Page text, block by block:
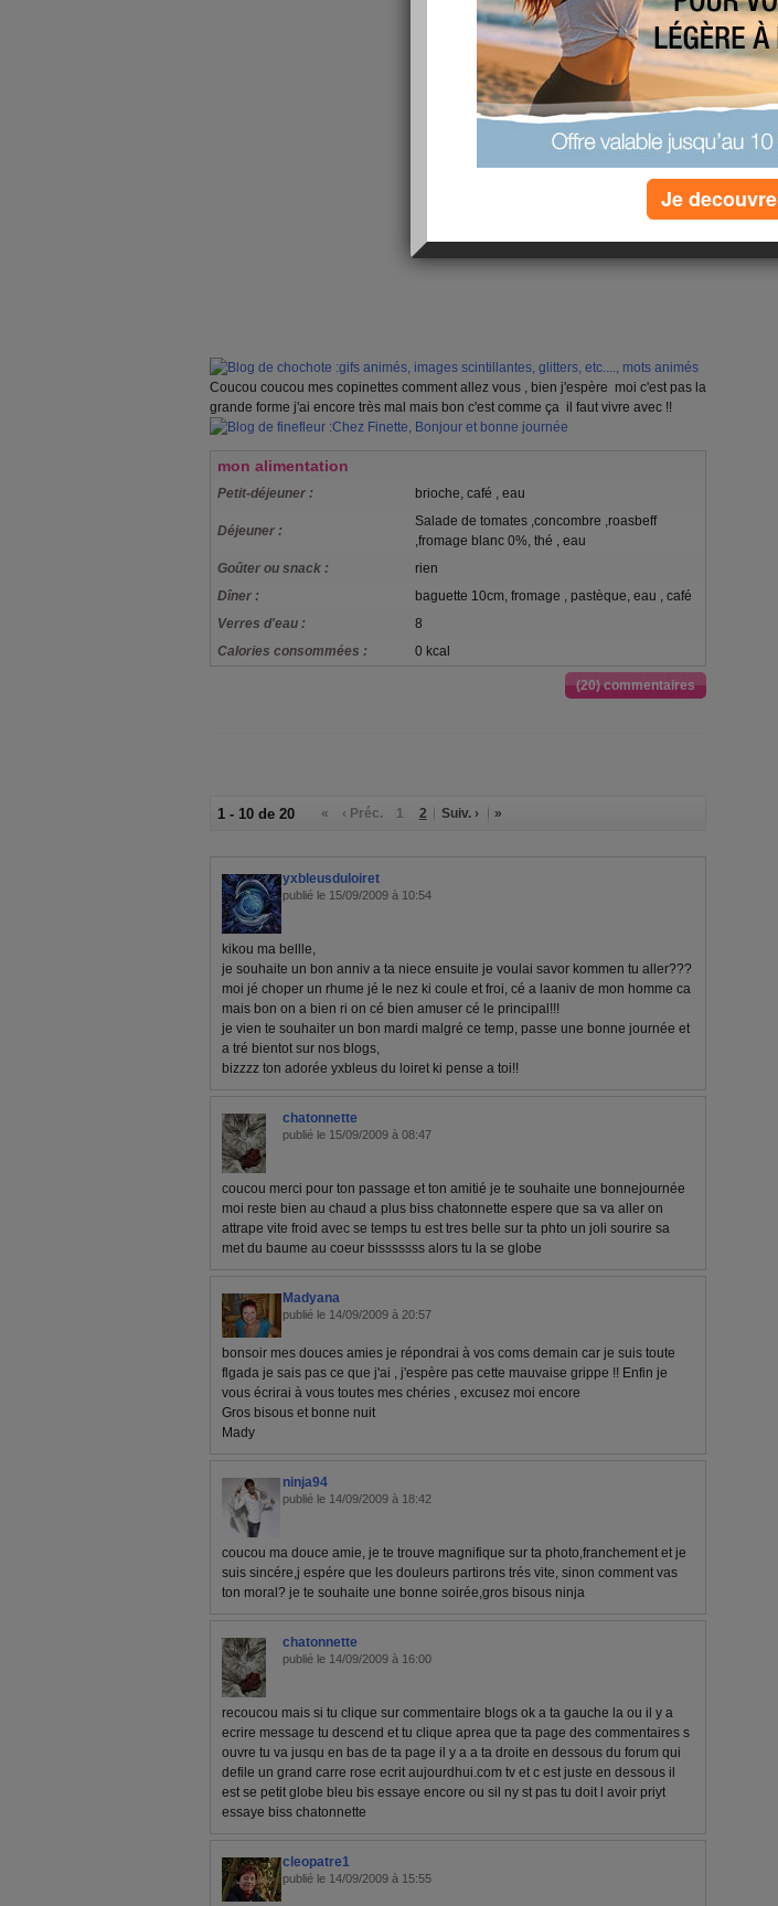
Coucou coucou mes copinettes comment allez vous , bien j'espère moi c'est pas la
grande forme j'ai encore très mal mais bon c'est comme ça il faut vivre avec !!
mon alimentation
Petit-déjeuner : brioche, café , eau
Déjeuner :
Salade de tomates ,concombre ,roasbeff
,fromage blanc 0%, thé , eau
Goûter ou snack :
rien
Dîner :
baguette 10cm, fromage , pastèque, eau , café
Verres d'eau :
8
Calories consommées :
0 kcal
(20) commentaires
1 - 10 de 20 « ‹ Préc. 1 2 Suiv. › »
yxbleusduloiret
publié le 15/09/2009 à 10:54
kikou ma bellle,
je souhaite un bon anniv a ta niece ensuite je voulai savor kommen tu aller???
moi jé choper un rhume jé le nez ki coule et froi, cé a laaniv de mon homme ca
mais bon on a bien ri on cé bien amuser cé le principal!!!
je vien te souhaiter un bon mardi malgré ce temp, passe une bonne journée et
a tré bientot sur nos blogs,
bizzzz ton adorée yxbleus du loiret ki pense a toi!!
chatonnette
publié le 15/09/2009 à 08:47
coucou merci pour ton passage et ton amitié je te souhaite une bonnejournée
moi reste bien au chaud a plus biss chatonnette espere que sa va aller on
attrape vite froid avec se temps tu est tres belle sur ta phto un joli sourire sa
met du baume au coeur bisssssss alors tu la se globe
Madyana
publié le 14/09/2009 à 20:57
bonsoir mes douces amies je répondrai à vos coms demain car je suis toute
flgada je sais pas ce que j'ai , j'espère pas cette mauvaise grippe !! Enfin je
vous écrirai à vous toutes mes chéries , excusez moi encore
Gros bisous et bonne nuit
Mady
ninja94
publié le 14/09/2009 à 18:42
coucou ma douce amie, je te trouve magnifique sur ta photo,franchement et je
suis sincére,j espére que les douleurs partirons trés vite, sinon comment vas
ton moral? je te souhaite une bonne soirée,gros bisous ninja
chatonnette
publié le 14/09/2009 à 16:00
recoucou mais si tu clique sur commentaire blogs ok a ta gauche la ou il y a
ecrire message tu descend et tu clique aprea que ta page des commentaires s
ouvre tu va jusqu en bas de ta page il y a a ta droite en dessous du forum qui
defile un grand carre rose ecrit aujourdhui.com tv et c est juste en dessous il
est se petit globe bleu bis essaye encore ou sil ny st pas tu doit l avoir priyt
essaye biss chatonnette
cleopatre1
publié le 14/09/2009 à 15:55
Je decouvre